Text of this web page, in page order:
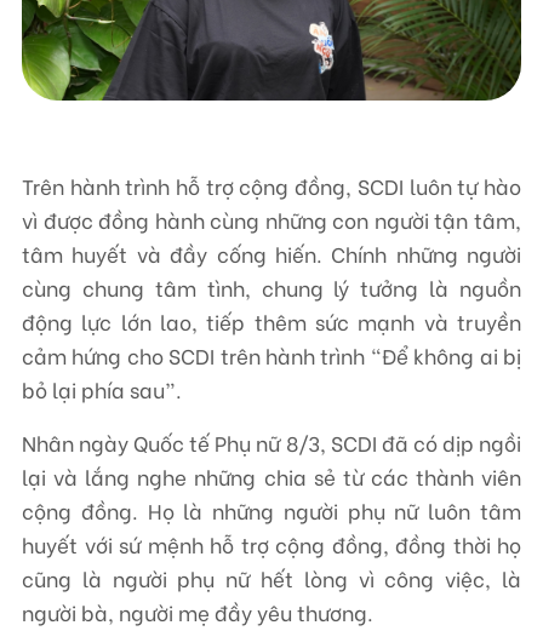
TRUNG TÂM HỖ TRỢ SÁNG KIẾN PHÁT TRIỂN CỘNG ĐỒNG
Fax: +84-24-3572 0689
Email: scdi@scdi.org.vn
Trên hành trình hỗ trợ cộng đồng, SCDI luôn tự hào
vì được đồng hành cùng những con người tận tâm,
tâm huyết và đầy cống hiến. Chính những người
cùng chung tâm tình, chung lý tưởng là nguồn
động lực lớn lao, tiếp thêm sức mạnh và truyền
cảm hứng cho SCDI trên hành trình “Để không ai bị
bỏ lại phía sau”.
Nhân ngày Quốc tế Phụ nữ 8/3, SCDI đã có dịp ngồi
lại và lắng nghe những chia sẻ từ các thành viên
cộng đồng. Họ là những người phụ nữ luôn tâm
huyết với sứ mệnh hỗ trợ cộng đồng, đồng thời họ
cũng là người phụ nữ hết lòng vì công việc, là
người bà, người mẹ đầy yêu thương.